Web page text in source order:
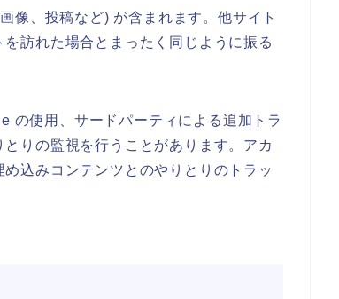
像、投稿など) が含まれます。他サイト
訪れた場合とまったく同じように振る
の使用、サードパーティによる追加トラ
りの監視を行うことがあります。アカ
込みコンテンツとのやりとりのトラッ